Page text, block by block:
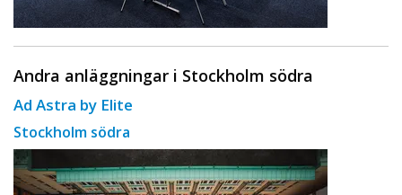
Andra anläggningar i Stockholm södra
Ad Astra by Elite
Stockholm södra